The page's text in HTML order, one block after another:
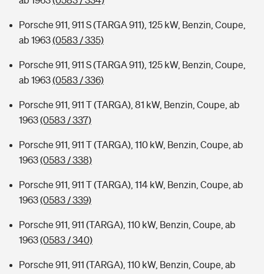
Porsche 911, 911 S (TARGA 911), 125 kW, Benzin, Coupe,
ab 1963(0583 / 335)
Porsche 911, 911 S (TARGA 911), 125 kW, Benzin, Coupe,
ab 1963(0583 / 336)
Porsche 911, 911 T (TARGA), 81 kW, Benzin, Coupe, ab
1963(0583 / 337)
Porsche 911, 911 T (TARGA), 110 kW, Benzin, Coupe, ab
1963(0583 / 338)
Porsche 911, 911 T (TARGA), 114 kW, Benzin, Coupe, ab
1963(0583 / 339)
Porsche 911, 911 (TARGA), 110 kW, Benzin, Coupe, ab
1963(0583 / 340)
Porsche 911, 911 (TARGA), 110 kW, Benzin, Coupe, ab